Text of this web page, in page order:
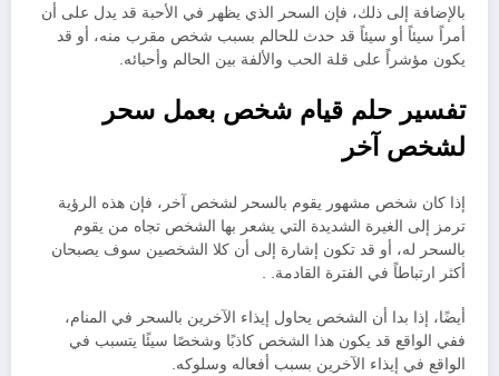
بالإضافة إلى ذلك، فإن السحر الذي يظهر في الأحبة قد يدل على أن
أمراً سيئاً أو سيئاً قد حدث للحالم بسبب شخص مقرب منه، أو قد
يكون مؤشراً على قلة الحب والألفة بين الحالم وأحبائه.
تفسير حلم قيام شخص بعمل سحر
لشخص آخر
إذا كان شخص مشهور يقوم بالسحر لشخص آخر، فإن هذه الرؤية
ترمز إلى الغيرة الشديدة التي يشعر بها الشخص تجاه من يقوم
بالسحر له، أو قد تكون إشارة إلى أن كلا الشخصين سوف يصبحان
أكثر ارتباطاً في الفترة القادمة. .
أيضًا، إذا بدا أن الشخص يحاول إيذاء الآخرين بالسحر في المنام،
ففي الواقع قد يكون هذا الشخص كاذبًا وشخصًا سيئًا يتسبب في
الواقع في إيذاء الآخرين بسبب أفعاله وسلوكه.